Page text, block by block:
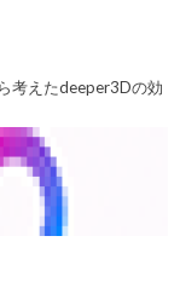
考えたdeeper3Dの効